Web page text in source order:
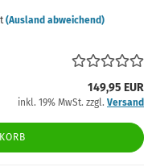
(Ausland abweichend)
149,95 EUR
inkl. 19% MwSt. zzgl. Versand